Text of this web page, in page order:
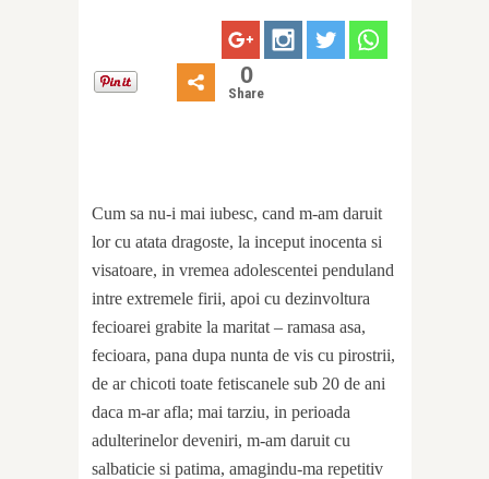
0
Share
Cum sa nu-i mai iubesc, cand m-am daruit
lor cu atata dragoste, la inceput inocenta si
visatoare, in vremea adolescentei penduland
intre extremele firii, apoi cu dezinvoltura
fecioarei grabite la maritat – ramasa asa,
fecioara, pana dupa nunta de vis cu pirostrii,
de ar chicoti toate fetiscanele sub 20 de ani
daca m-ar afla; mai tarziu, in perioada
adulterinelor deveniri, m-am daruit cu
salbaticie si patima, amagindu-ma repetitiv